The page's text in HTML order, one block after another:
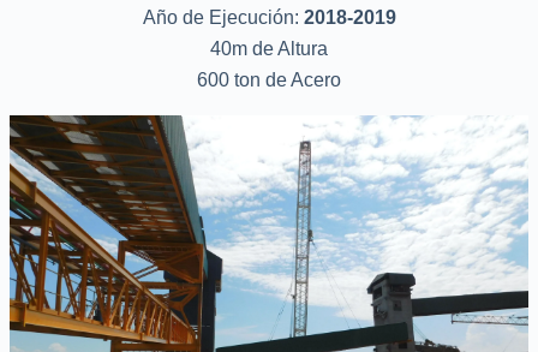
Año de Ejecución: 2018-2019
40m de Altura
600 ton de Acero